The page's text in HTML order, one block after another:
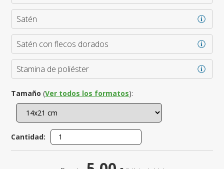
Satén
Satén con flecos dorados
Stamina de poliéster
Tamaño (Ver todos los formatos):
Cantidad: